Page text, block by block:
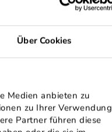
Über Cookies
Medien anbieten zu
zu Ihrer Verwendung
Partner führen diese